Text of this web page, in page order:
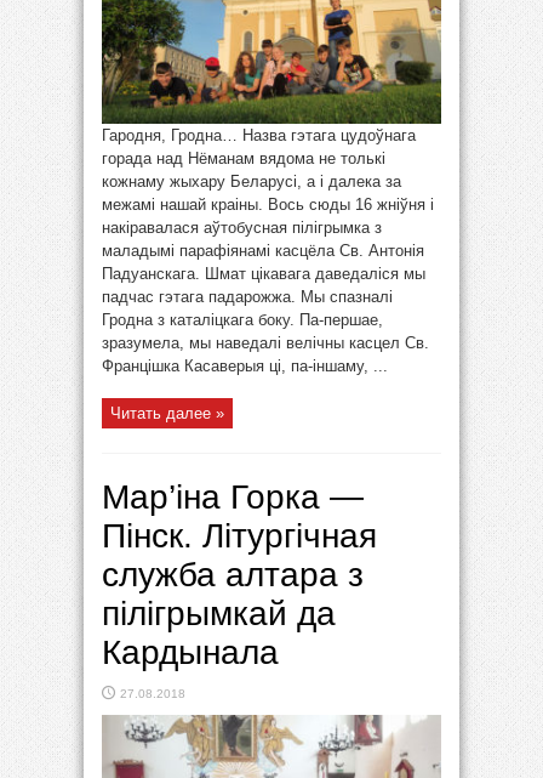
Гародня, Гродна… Назва гэтага цудоўнага
горада над Нёманам вядома не толькі
кожнаму жыхару Беларусі, а і далека за
межамі нашай краіны. Вось сюды 16 жніўня і
накіравалася аўтобусная пілігрымка з
маладымі парафіянамі касцёла Св. Антонія
Падуанскага. Шмат цікавага даведаліся мы
падчас гэтага падарожжа. Мы спазналі
Гродна з каталіцкага боку. Па-першае,
зразумела, мы наведалі велічны касцел Св.
Францішка Касаверыя ці, па-іншаму, ...
Читать далее »
Мар’іна Горка —
Пінск. Літургічная
служба алтара з
пілігрымкай да
Кардынала
27.08.2018